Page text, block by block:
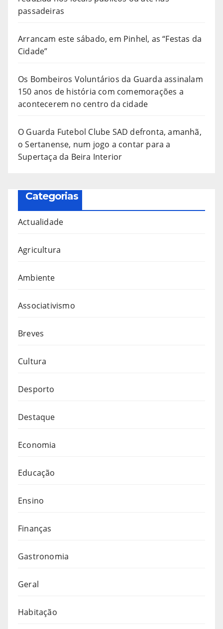
passadeiras
Arrancam este sábado, em Pinhel, as “Festas da
Cidade”
Os Bombeiros Voluntários da Guarda assinalam
150 anos de história com comemorações a
acontecerem no centro da cidade
O Guarda Futebol Clube SAD defronta, amanhã,
o Sertanense, num jogo a contar para a
Supertaça da Beira Interior
Categorias
Actualidade
Agricultura
Ambiente
Associativismo
Breves
Cultura
Desporto
Destaque
Economia
Educação
Ensino
Finanças
Gastronomia
Geral
Habitação